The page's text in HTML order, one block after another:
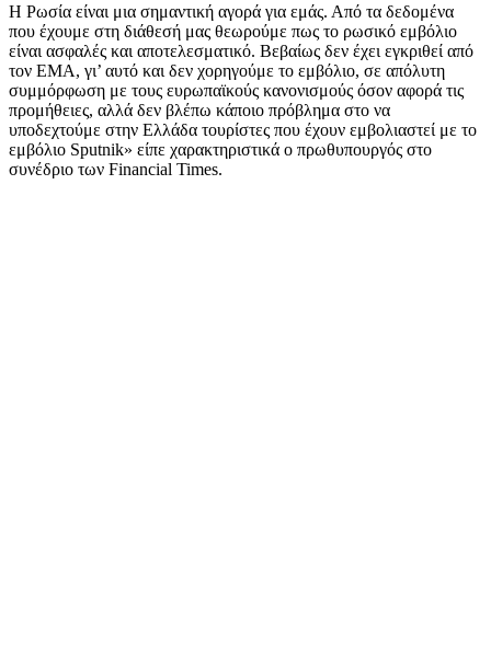
Η Ρωσία είναι μια σημαντική αγορά για εμάς. Από τα δεδομένα
που έχουμε στη διάθεσή μας θεωρούμε πως το ρωσικό εμβόλιο
είναι ασφαλές και αποτελεσματικό. Βεβαίως δεν έχει εγκριθεί από
τον EMA, γι’ αυτό και δεν χορηγούμε το εμβόλιο, σε απόλυτη
συμμόρφωση με τους ευρωπαϊκούς κανονισμούς όσον αφορά τις
προμήθειες, αλλά δεν βλέπω κάποιο πρόβλημα στο να
υποδεχτούμε στην Ελλάδα τουρίστες που έχουν εμβολιαστεί με το
εμβόλιο Sputnik» είπε χαρακτηριστικά ο πρωθυπουργός στο
συνέδριο των Financial Times.